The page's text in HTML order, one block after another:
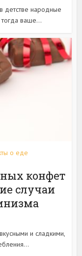
детстве народные
тогда ваше...
о еде
конфет
случаи
и сладкими,